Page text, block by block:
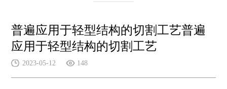
普遍应用于轻型结构的切割工艺普遍
应用于轻型结构的切割工艺
2023-05-12 148